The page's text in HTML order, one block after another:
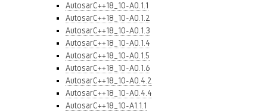
AutosarC++18_10-A0.1.1
AutosarC++18_10-A0.1.2
AutosarC++18_10-A0.1.3
AutosarC++18_10-A0.1.4
AutosarC++18_10-A0.1.5
AutosarC++18_10-A0.1.6
AutosarC++18_10-A0.4.2
AutosarC++18_10-A0.4.4
AutosarC++18_10-A1.1.1